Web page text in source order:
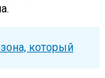
который